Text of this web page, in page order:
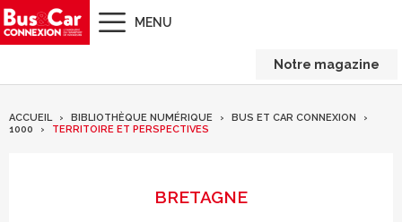
MENU
Notre magazine
ACCUEIL BIBLIOTHÈQUE NUMÉRIQUE
BUS ET CAR CONNEXION
1000
TERRITOIRE ET PERSPECTIVES
BRETAGNE